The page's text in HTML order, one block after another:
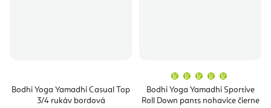
Bodhi Yoga Yamadhi Casual Top
3/4 rukáv bordová
Bodhi Yoga Yamadhi Sportive
Roll Down pants nohavice čierne
produktu
je
5,0